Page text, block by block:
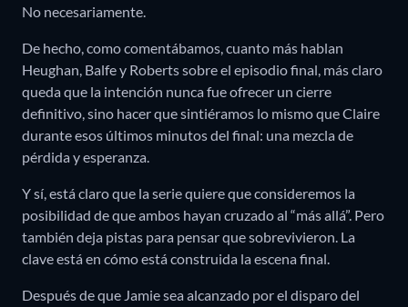
No necesariamente.
De hecho, como comentábamos, cuanto más hablan
Heughan, Balfe y Roberts sobre el episodio final, más claro
queda que la intención nunca fue ofrecer un cierre
definitivo, sino hacer que sintiéramos lo mismo que Claire
durante esos últimos minutos del final: una mezcla de
pérdida y esperanza.
Y sí, está claro que la serie quiere que consideremos la
posibilidad de que ambos hayan cruzado al “más allá”. Pero
también deja pistas para pensar que sobrevivieron. La
clave está en cómo está construida la escena final.
Después de que Jamie sea alcanzado por el disparo del